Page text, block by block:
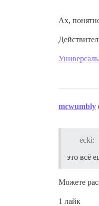
Ах,
mcwumbly
ecki:
это всё
Можете
1 лайк